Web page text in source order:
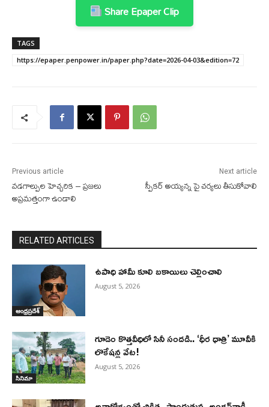
Share Epaper Clip
TAGS
https://epaper.penpower.in/paper.php?date=2026-04-03&edition=72
Previous article
వడగాల్పుల హెచ్చరిక – ప్రజలు
అప్రమత్తంగా ఉండాలి
Next article
స్పీకర్ అయ్యన్న పై చర్యలు తీసుకోవాలి
RELATED ARTICLES
ఆంధ్రప్రదేశ్
ఉపాధి హామీ కూలి బకాయిలు చెల్లించాలి
August 5, 2026
సినిమా
గూడెం కొత్తవీధిలో సినీ సందడి.. ‘ధీర ధాత్రి’ మూవీకి
లొకేషన్ల వేట!
August 5, 2026